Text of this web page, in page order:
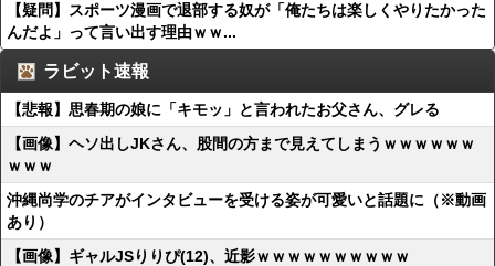
【疑問】スポーツ漫画で退部する奴が「俺たちは楽しくやりたかった
んだよ」って言い出す理由ｗｗ...
ラビット速報
【悲報】思春期の娘に「キモッ」と言われたお父さん、グレる
【画像】ヘソ出しJKさん、股間の方まで見えてしまうｗｗｗｗｗｗ
ｗｗｗ
沖縄尚学のチアがインタビューを受ける姿が可愛いと話題に（※動画
あり）
【画像】ギャルJSりりぴ(12)、近影ｗｗｗｗｗｗｗｗｗｗ